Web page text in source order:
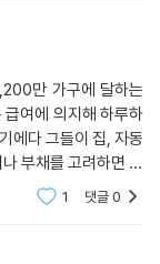
만 가구에 달하는
여에 의지해 하루하
부채를 고려하면 그
전에 비해 가구당 소
1 댓글0